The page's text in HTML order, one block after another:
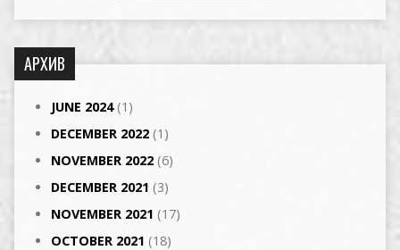
АРХИВ
JUNE 2024(1)
DECEMBER 2022 (1)
NOVEMBER 2022 (6)
DECEMBER 2021 (3)
NOVEMBER 2021 (17)
OCTOBER 2021 (18)